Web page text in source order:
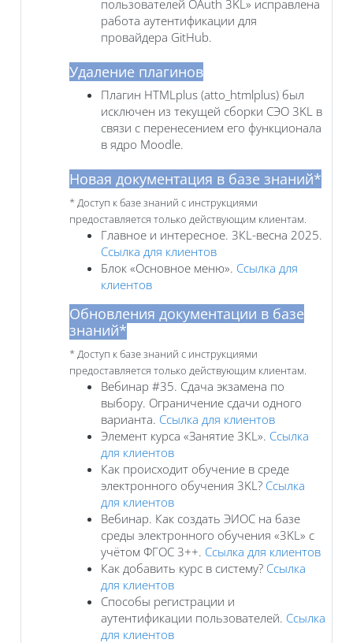
пользователей OAuth 3KL» исправлена
работа аутентификации для
провайдера GitHub.
Удаление плагинов
Плагин HTMLplus (atto_htmlplus) был
исключен из текущей сборки СЭО 3KL в
связи с перенесением его функционала
в ядро Moodle.
Новая документация в базе знаний*
* Доступ к базе знаний с инструкциями
предоставляется только действующим клиентам.
Главное и интересное. 3КL-весна 2025.
Ссылка для клиентов
Блок «‎Основное меню». Ссылка для
клиентов
Обновления документации в базе
знаний*
* Доступ к базе знаний с инструкциями
предоставляется только действующим клиентам.
Вебинар #35. Сдача экзамена по
выбору. Ограничение сдачи одного
варианта. Ссылка для клиентов
Элемент курса «Занятие 3КL». Ссылка
для клиентов
Как происходит обучение в среде
электронного обучения 3KL? Ссылка
для клиентов
Вебинар. Как создать ЭИОС на базе
среды электронного обучения «3KL» с
учётом ФГОС 3++. Ссылка для клиентов
Как добавить курс в систему? Ссылка
для клиентов
Способы регистрации и
аутентификации пользователей. Ссылка
для клиентов